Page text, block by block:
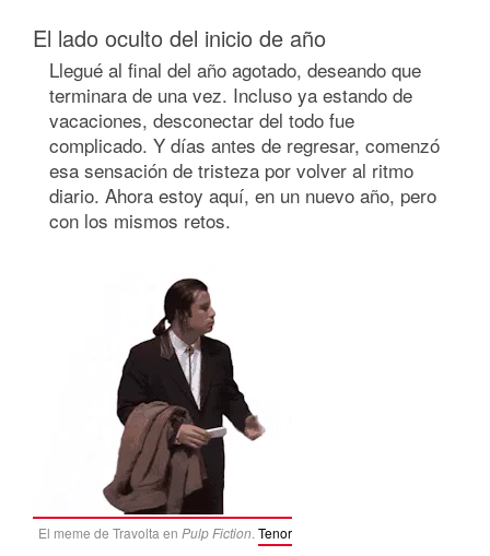
El lado oculto del inicio de año
Llegué al final del año agotado, deseando que
terminara de una vez. Incluso ya estando de
vacaciones, desconectar del todo fue
complicado. Y días antes de regresar, comenzó
esa sensación de tristeza por volver al ritmo
diario. Ahora estoy aquí, en un nuevo año, pero
con los mismos retos.
El meme de Travolta en Pulp Fiction. Tenor